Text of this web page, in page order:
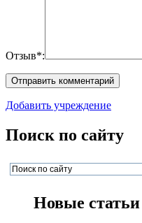
Отзыв*:
Добавить учреждение
Поиск по сайту
Новые статьи